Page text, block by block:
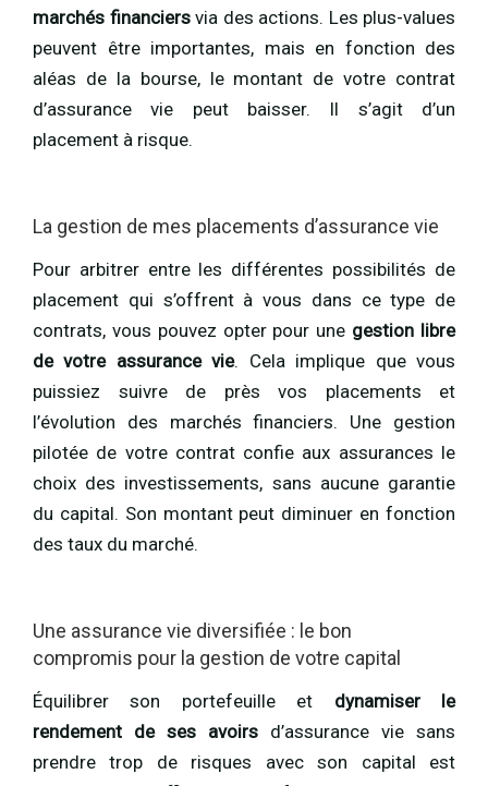
marchés financiersvia des actions. Les plus-values
peuvent être importantes, mais en fonction des
aléas de la bourse, le montant de votre contrat
d’assurance vie peut baisser. Il s’agit d’un
placement à risque.
La gestion de mes placements d’assurance vie
Pour arbitrer entre les différentes possibilités de
placement qui s’offrent à vous dans ce type de
contrats, vous pouvez opter pour une gestion libre
de votre assurance vie. Cela implique que vous
puissiez suivre de près vos placements et
l’évolution des marchés financiers. Une gestion
pilotée de votre contrat confie aux assurances le
choix des investissements, sans aucune garantie
du capital. Son montant peut diminuer en fonction
des taux du marché.
Une assurance vie diversifiée : le bon
compromis pour la gestion de votre capital
Équilibrer son portefeuille et dynamiser le
rendement de ses avoirs d’assurance vie sans
prendre trop de risques avec son capital est